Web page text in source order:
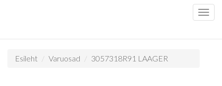
Esileht Varuosad 3057318R91 LAAGER